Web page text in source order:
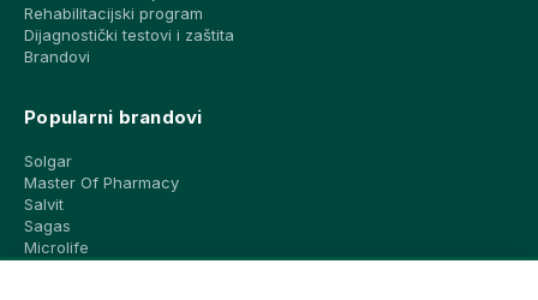
Rehabilitacijski program
Dijagnostički testovi i zaštita
Brandovi
Popularni brandovi
Solgar
Master Of Pharmacy
Salvit
Sagas
Microlife